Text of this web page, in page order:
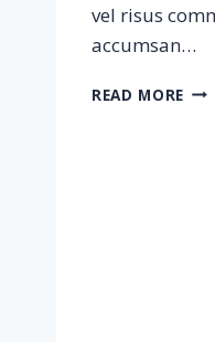
vel risus
accumsan…
READ MORE